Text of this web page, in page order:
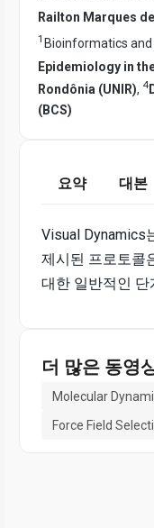
Railton Marques
1 Bioinformatics and
Epidemiology in
Rondônia (UNIR), 4
(BCS)
요약 대본
Visual Dynamics
제시된 프로토콜
대한 일반적인 단
더 많은 동영
Molecular
Force Field